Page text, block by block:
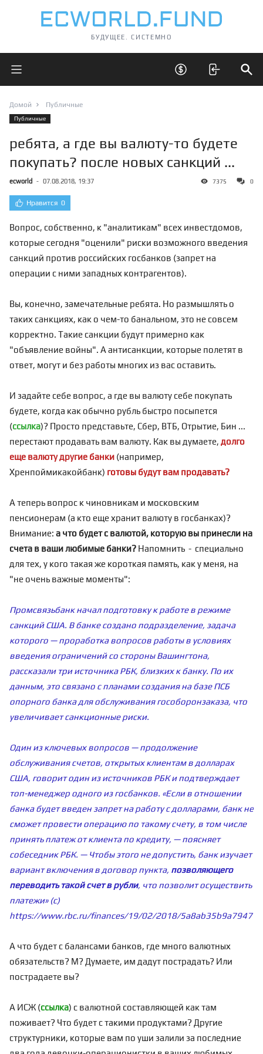
БУДУЩЕЕ. СИСТЕМНО
Открыть главное меню Открыть скрытые
Домой Публичные
Публичные
ребята, а где вы валюту-то будете
покупать? после новых санкций ...
ecworld - 07.08.2018, 19:37 7375 0
Нравится 0
Вопрос, собственно, к "аналитикам" всех инвестдомов,
которые сегодня "оценили" риски возможного введения
санкций против российских госбанков (запрет на
операции с ними западных контрагентов).
Вы, конечно, замечательные ребята. Но размышлять о
таких санкциях, как о чем-то банальном, это не совсем
корректно. Такие санкции будут примерно как
"объявление войны". А антисанкции, которые полетят в
ответ, могут и без работы многих из вас оставить.
И задайте себе вопрос, а где вы валюту себе покупать
будете, когда как обычно рубль быстро посыпется
(ссылка)? Просто представьте, Сбер, ВТБ, Отрытие, Бин ...
перестают продавать вам валюту. Как вы думаете, долго
еще валюту другие банки (например,
Хренпоймикакойбанк) готовы будут вам продавать?
А теперь вопрос к чиновникам и московским
пенсионерам (а кто еще хранит валюту в госбанках)?
Внимание: а что будет с валютой, которую вы принесли на
счета в ваши любимые банки? Напомнить - специально
для тех, у кого такая же короткая память, как у меня, на
"не очень важные моменты":
Промсвязьбанк начал подготовку к работе в режиме
санкций США. В банке создано подразделение, задача
которого — проработка вопросов работы в условиях
введения ограничений со стороны Вашингтона,
рассказали три источника РБК, близких к банку. По их
данным, это связано с планами создания на базе ПСБ
опорного банка для обслуживания гособоронзаказа, что
увеличивает санкционные риски.
Один из ключевых вопросов — продолжение
обслуживания счетов, открытых клиентам в долларах
США, говорит один из источников РБК и подтверждает
топ-менеджер одного из госбанков. «Если в отношении
банка будет введен запрет на работу с долларами, банк не
сможет провести операцию по такому счету, в том числе
принять платеж от клиента по кредиту, — поясняет
собеседник РБК. — Чтобы этого не допустить, банк изучает
вариант включения в договор пункта, позволяющего
переводить такой счет в рубли, что позволит осуществить
платежи» (с)
https://www.rbc.ru/finances/19/02/2018/
А что будет с балансами банков, где много валютных
обязательств? М? Думаете, им дадут пострадать? Или
пострадаете вы?
А ИСЖ (ссылка) с валютной составляющей как там
поживает? Что будет с такими продуктами? Другие
структурники, которые вам по уши залили за последние